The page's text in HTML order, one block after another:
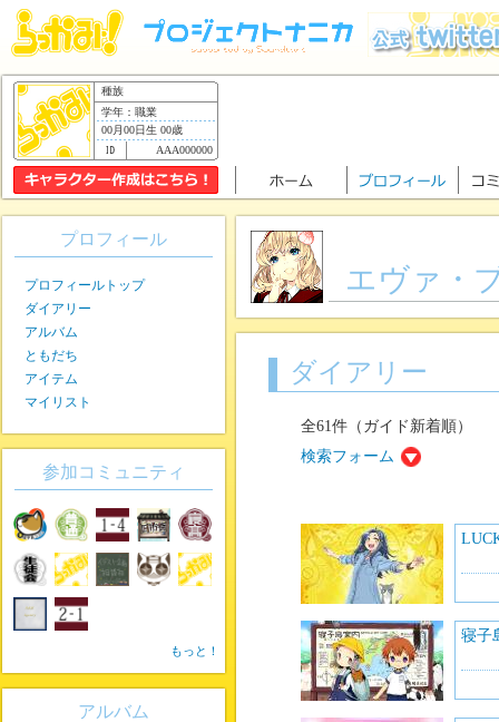
種族
学年：職業
00月00日生 00歳
AAA000000
エヴァ・
ダイアリー
全61件（ガイド新着順）
検索フォーム
寝子
プロフィール
プロフィールトップ
ダイアリー
アルバム
ともだち
アイテム
マイリスト
参加コミュニティ
もっと！
アルバム